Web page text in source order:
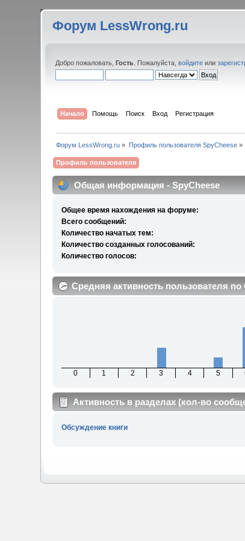
Форум LessWrong.ru
Добро пожаловать,Гость . Пожалуйста,войдите или
Начало Помощь Поиск Вход Регистрация
Форум LessWrong.ru » Профиль пользователя SpyCheese»
Профиль пользователя
Общая информация - SpyCheese
Общее время нахождения на форуме:
Всего сообщений:
Количество начатых тем:
Количество созданных голосований:
Количество голосов:
Средняя активность пользователя по
0 1 2 3 4 5
Активность в разделах (кол-во
Обсуждение книги